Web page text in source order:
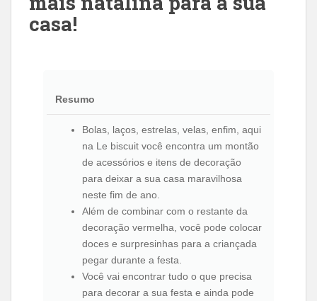
casa!
Resumo
Bolas, laços, estrelas, velas, enfim, aqui
na Le biscuit você encontra um montão
de acessórios e itens de decoração
para deixar a sua casa maravilhosa
neste fim de ano.
Além de combinar com o restante da
decoração vermelha, você pode colocar
doces e surpresinhas para a criançada
pegar durante a festa.
Você vai encontrar tudo o que precisa
para decorar a sua festa e ainda pode